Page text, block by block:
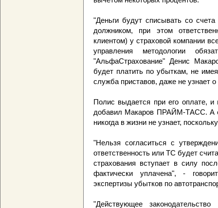
"Деньги будут списывать со
должником, при этом
клиентом) у страховой компании
управления методологии
"АльфаСтрахование" Денис
будет платить по убыткам, не
служба приставов, даже не узнает
Полис выдается при его оплате, и
добавил Макаров ПРАЙМ-ТАСС. А
никогда в жизни не узнает,
"Нельзя согласиться с
ответственность или ТС будет
страхования вступает в силу
фактически уплачена", -
экспертизы убытков по
"Действующее